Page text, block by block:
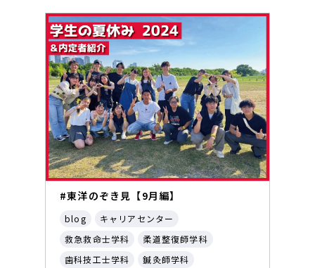
#東洋のぞき見【9月編】
blog
キャリアセンター
救急救命士学科
柔道整復師学科
歯科技工士学科
鍼灸師学科